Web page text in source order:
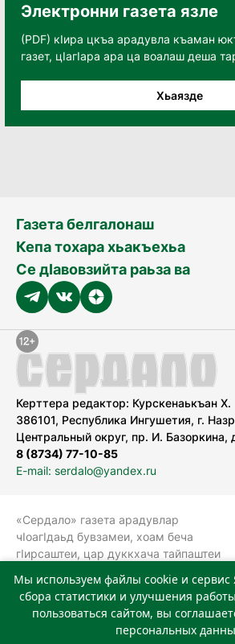
Электронни газета язле
(PDF) кӀира цкъа арадувла къаман
газет, цӀагӀара ара ца воалаш деша
Хьаязде
Газета белгалонаш
Кепа тохара хьакъехьа
Се дӀавовзийта раьза ва
Керттера редактор: Курскенаькъан Х.
386101, Республика Ингушетия, г.
Центральный округ, пр. И. Базоркина,
8 (8734) 77-10-85
E-mail: serdalo@yandex.ru
«Сердало» газета арадувлар
чIоагIдаьд бувзамеи, хоам беча
гIирсаштеи, цар дуккхача тайпаштеи
болхлоша (Роскомнадзор).
Реестровая запись СМИ: ЭЛ № ФС 77-
78323 от 15.05.2020 г. Учредитель:
Государственное автономное
Мы используем файлы cookie и сервис
сбора статистики и улучшения
пользоваться сайтом, вы
персональных